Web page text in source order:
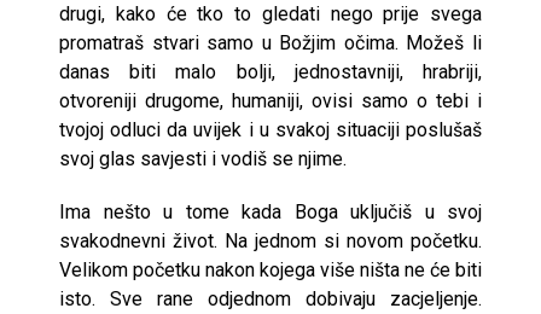
drugi, kako će tko to gledati nego prije svega
promatraš stvari samo u Božjim očima. Možeš li
danas biti malo bolji, jednostavniji, hrabriji,
otvoreniji drugome, humaniji, ovisi samo o tebi i
tvojoj odluci da uvijek i u svakoj situaciji poslušaš
svoj glas savjesti i vodiš se njime.
Ima nešto u tome kada Boga uključiš u svoj
svakodnevni život. Na jednom si novom početku.
Velikom početku nakon kojega više ništa ne će biti
isto. Sve rane odjednom dobivaju zacjeljenje.